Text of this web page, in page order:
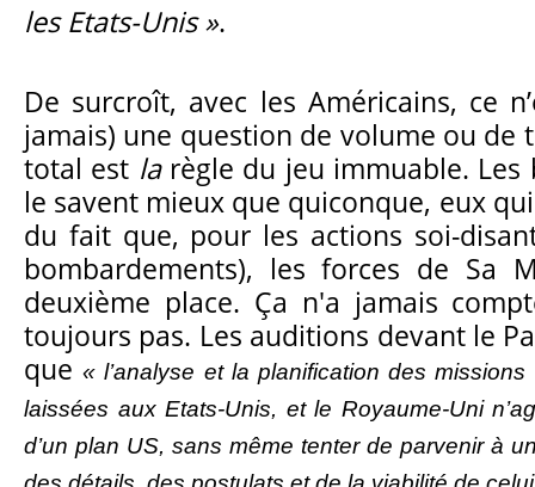
les Etats-Unis ».
De surcroît, avec les Américains, ce
jamais) une question de volume ou de
total est larègle du jeu immuable. Les
le savent mieux que quiconque, eux
du fait que, pour les actions soi-
bombardements), les forces de Sa
deuxième place. Ça n'a jamais
toujours pas. Les auditions devant le
que« l’analyse et la planification des
laissées aux Etats-Unis, et le Royaume-Uni
d’un plan US, sans même tenter de parvenir à